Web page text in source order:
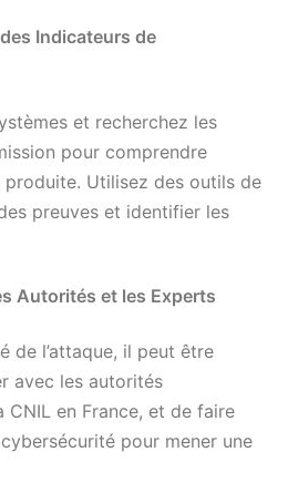
Indicateurs de
et recherchez les
pour comprendre
produite. Utilisez des outils de
preuves et identifier les
Autorités et les Experts
de l’attaque, il peut être
avec les autorités
en France, et de faire
pour mener une